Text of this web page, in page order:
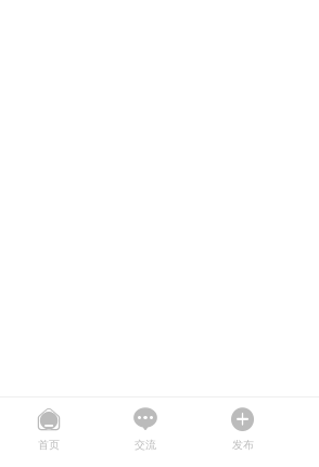
首页 交流 发布